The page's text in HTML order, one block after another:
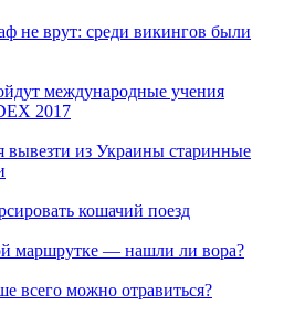
не врут: среди викингов были
международные учения
2017
вывезти из Украины старинные
кошачий поезд
маршрутке — нашли ли вора?
всего можно отравиться?